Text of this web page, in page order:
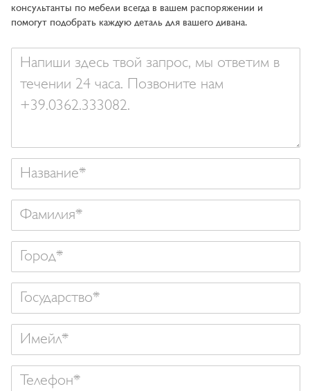
консультанты по мебели всегда в вашем распоряжении и
помогут подобрать каждую деталь для вашего дивана.
сообщение